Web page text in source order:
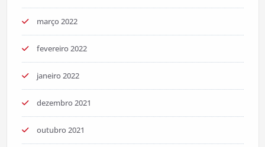
março 2022
fevereiro 2022
janeiro 2022
dezembro 2021
outubro 2021